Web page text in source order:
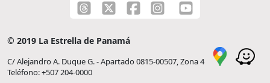
© 2019 La Estrella de Panamá
C/ Alejandro A. Duque G. - Apartado 0815-00507, Zona 4
Teléfono: +507 204-0000